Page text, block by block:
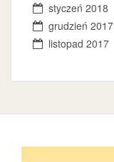
styczeń 2018
grudzień 2017
listopad 2017